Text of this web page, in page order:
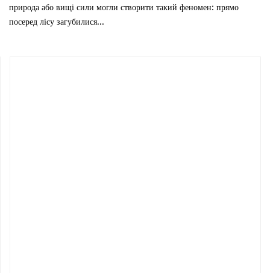
природа або вищі сили могли створити такий феномен: прямо
посеред лісу загубилися...